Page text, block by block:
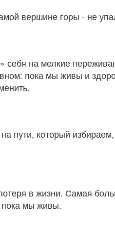
вершине горы - не
себя на мелкие
пока мы живы и
пути, который избираем,
в жизни. Самая
пока мы живы.